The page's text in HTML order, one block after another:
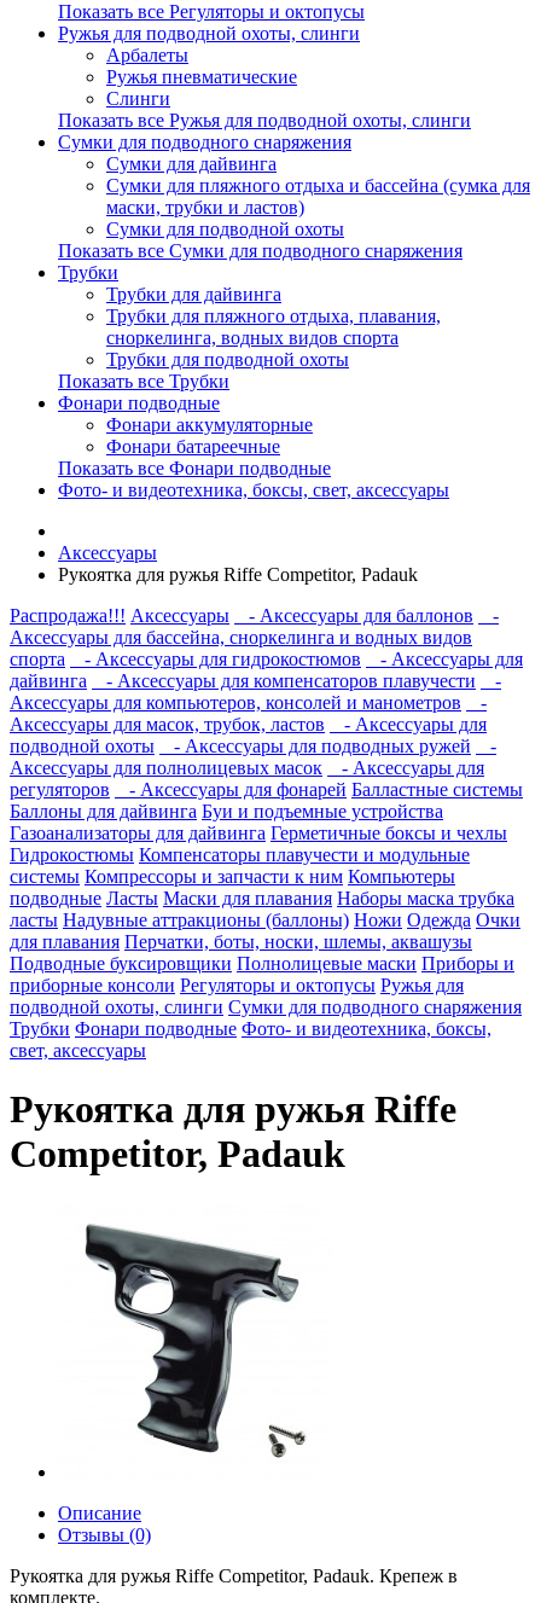
Показать все Регуляторы и октопусы
Ружья для подводной охоты, слинги
Арбалеты
Ружья пневматические
Слинги
Показать все Ружья для подводной охоты, слинги
Сумки для подводного снаряжения
Сумки для дайвинга
Сумки для пляжного отдыха и бассейна (сумка для
маски, трубки и ластов)
Сумки для подводной охоты
Показать все Сумки для подводного снаряжения
Трубки
Трубки для дайвинга
Трубки для пляжного отдыха, плавания,
сноркелинга, водных видов спорта
Трубки для подводной охоты
Показать все Трубки
Фонари подводные
Фонари аккумуляторные
Фонари батареечные
Показать все Фонари подводные
Фото- и видеотехника, боксы, свет, аксессуары
Аксессуары
Рукоятка для ружья Riffe Competitor, Padauk
Распродажа!!! Аксессуары - Аксессуары для баллонов
-
Аксессуары для бассейна, сноркелинга и водных видов
спорта
- Аксессуары для гидрокостюмов
- Аксессуары для
дайвинга
- Аксессуары для компенсаторов плавучести
-
Аксессуары для компьютеров, консолей и манометров
-
Аксессуары для масок, трубок, ластов
- Аксессуары для
подводной охоты
- Аксессуары для подводных ружей
-
Аксессуары для полнолицевых масок
- Аксессуары для
регуляторов
- Аксессуары для фонарей Балластные системы
Баллоны для дайвинга Буи и подъемные устройства
Газоанализаторы для дайвинга Герметичные боксы и чехлы
Гидрокостюмы Компенсаторы плавучести и модульные
системы Компрессоры и запчасти к ним Компьютеры
подводные Ласты Маски для плавания Наборы маска трубка
ласты Надувные аттракционы (баллоны) Ножи Одежда Очки
для плавания Перчатки, боты, носки, шлемы, аквашузы
Подводные буксировщики Полнолицевые маски Приборы и
приборные консоли Регуляторы и октопусы Ружья для
подводной охоты, слинги Сумки для подводного снаряжения
Трубки Фонари подводные Фото- и видеотехника, боксы,
свет, аксессуары
Рукоятка для ружья Riffe
Competitor, Padauk
Описание
Отзывы (0)
Рукоятка для ружья Riffe Competitor, Padauk. Крепеж в
комплекте.